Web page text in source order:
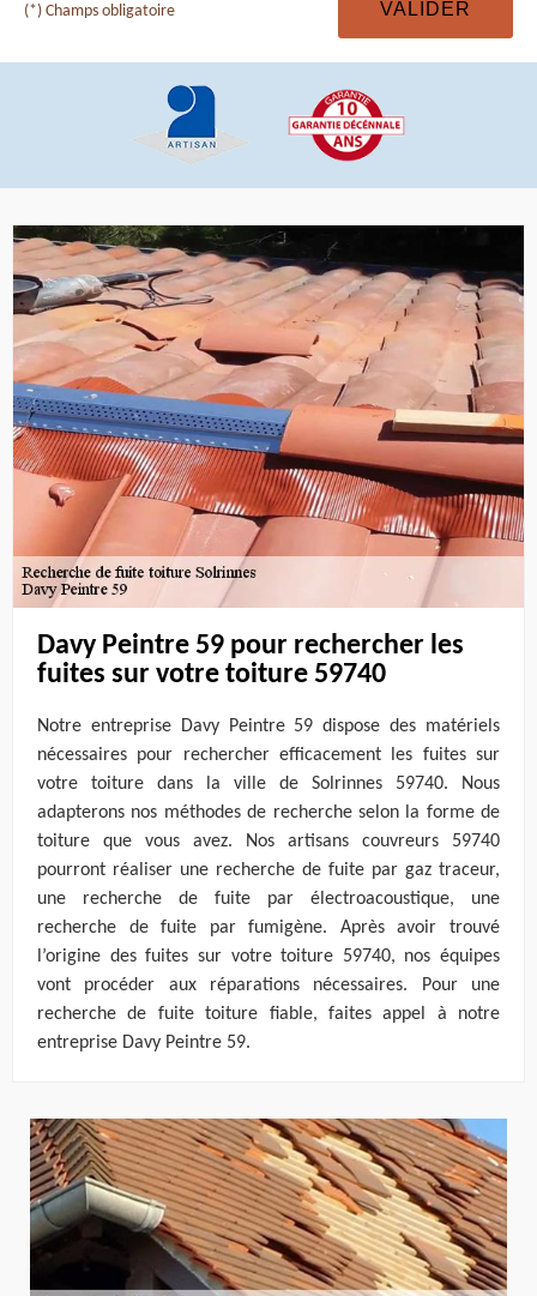
(*) Champs obligatoire
Davy Peintre 59 pour rechercher les
fuites sur votre toiture 59740
Notre entreprise Davy Peintre 59 dispose des matériels
nécessaires pour rechercher efficacement les fuites sur
votre toiture dans la ville de Solrinnes 59740. Nous
adapterons nos méthodes de recherche selon la forme de
toiture que vous avez. Nos artisans couvreurs 59740
pourront réaliser une recherche de fuite par gaz traceur,
une recherche de fuite par électroacoustique, une
recherche de fuite par fumigène. Après avoir trouvé
l’origine des fuites sur votre toiture 59740, nos équipes
vont procéder aux réparations nécessaires. Pour une
recherche de fuite toiture fiable, faites appel à notre
entreprise Davy Peintre 59.